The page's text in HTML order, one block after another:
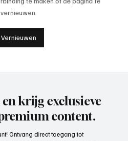
van de week 25
vernieuwen.
Vernieuwen
krijg exclusieve
content.
Ontvang direct toegang tot